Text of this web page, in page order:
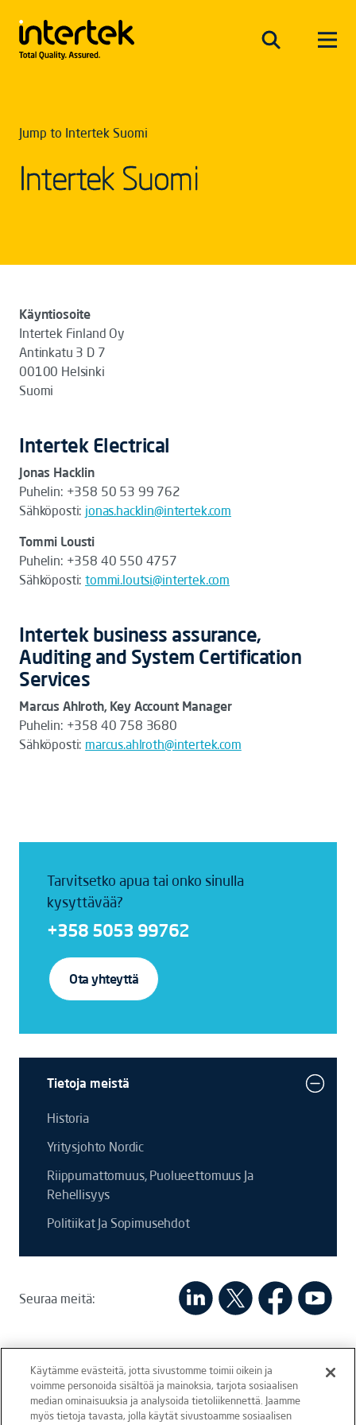
Jump to Intertek Suomi
Intertek Suomi
Käyntiosoite
Intertek Finland Oy
Antinkatu 3 D 7
00100 Helsinki
Suomi
Intertek Electrical
Jonas Hacklin
Puhelin: +358 50 53 99 762
Sähköposti: jonas.hacklin@intertek.com
Tommi Lousti
Puhelin: +358 40 550 4757
Sähköposti:tommi.loutsi@intertek.com
Intertek business assurance,
Auditing and System Certification
Services
Marcus Ahlroth, Key Account Manager
Puhelin: +358 40 758 3680
Sähköposti: marcus.ahlroth@intertek.com
Tarvitsetko apua tai onko sinulla
kysyttävää?
+358 5053 99762
Ota yhteyttä
Tietoja meistä
Historia
Yritysjohto Nordic
Riippumattomuus, Puolueettomuus Ja
Rehellisyys
Politiikat Ja Sopimusehdot
Seuraa meitä:
Käytämme evästeitä, jotta sivustomme toimii oikein ja
voimme personoida sisältöä ja mainoksia, tarjota sosiaalisen
median ominaisuuksia ja analysoida tietoliikennettä. Jaamme
myös tietoja tavasta, jolla käytät sivustoamme sosiaalisen